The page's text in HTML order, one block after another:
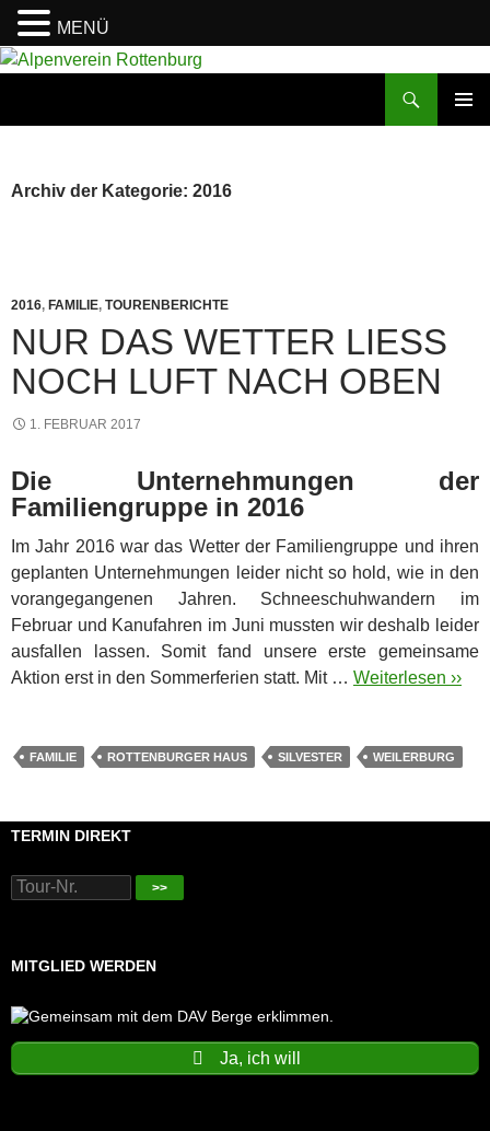
Zum
Archiv der Kategorie: 2016
2016, FAMILIE, TOURENBERICHTE
NUR DAS WETTER LIESS N
OCH LUFT NACH OBEN
1. FEBRUAR 2017
Die Unternehmungen der
Familiengruppe in 2016
Im Jahr 2016 war das Wetter der Familiengruppe und ihren
geplanten Unternehmungen leider nicht so hold, wie in den
vorangegangenen Jahren. Schneeschuhwandern im
Februar und Kanufahren im Juni mussten wir deshalb leider
ausfallen lassen. Somit fand unsere erste gemeinsame
Aktion erst in den Sommerferien statt. Mit … Weiterlesen ››
FAMILIE ROTTENBURGER HAUS SILVESTER WEILERBURG
TERMIN DIREKT
>>
MITGLIED WERDEN
Ja, ich will
MENÜ